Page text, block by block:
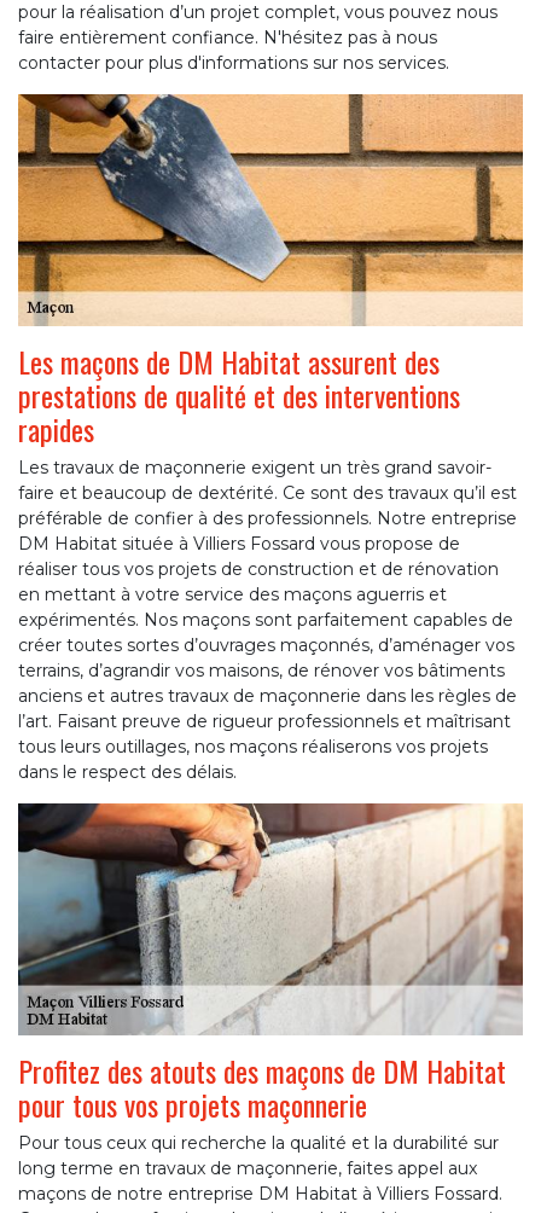
pour la réalisation d’un projet complet, vous pouvez nous
faire entièrement confiance. N'hésitez pas à nous
contacter pour plus d'informations sur nos services.
Les maçons de DM Habitat assurent des
prestations de qualité et des interventions
rapides
Les travaux de maçonnerie exigent un très grand savoir-
faire et beaucoup de dextérité. Ce sont des travaux qu’il est
préférable de confier à des professionnels. Notre entreprise
DM Habitat située à Villiers Fossard vous propose de
réaliser tous vos projets de construction et de rénovation
en mettant à votre service des maçons aguerris et
expérimentés. Nos maçons sont parfaitement capables de
créer toutes sortes d’ouvrages maçonnés, d’aménager vos
terrains, d’agrandir vos maisons, de rénover vos bâtiments
anciens et autres travaux de maçonnerie dans les règles de
l’art. Faisant preuve de rigueur professionnels et maîtrisant
tous leurs outillages, nos maçons réaliserons vos projets
dans le respect des délais.
Profitez des atouts des maçons de DM Habitat
pour tous vos projets maçonnerie
Pour tous ceux qui recherche la qualité et la durabilité sur
long terme en travaux de maçonnerie, faites appel aux
maçons de notre entreprise DM Habitat à Villiers Fossard.